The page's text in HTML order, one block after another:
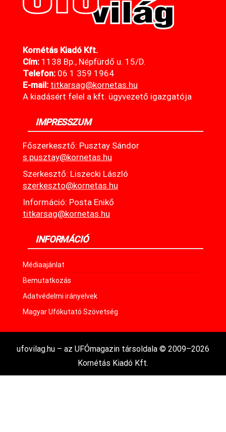
Kornétás Kiadó Kft.
Cím: 1138 Bp., Népfürdő u. 15/D.
Telefon: 06 1 359 1964
E-mail: titkarsag@kornetas.hu
A kiadásért felel a kft. ügyvezető igazgatója
IMPRESSZUM
Főszerkesztő: Pusztay Sándor
s.pusztay@kornetas.hu
Szerkesztő: Liszecki László
szerkeszto@kornetas.hu
Információ: Posta Enikő
titkarsag@kornetas.hu
INFORMÁCIÓ
Médiaajánlat
Bemutatkozás
Adatvédelmi irányelvek
Magyar Ufókutató Szövetség
ufovilag.hu – az UFÓmagazin társoldala © 2009–2026
Kornétás Kiadó Kft.